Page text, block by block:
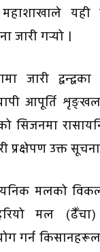
जारी गर्‍यो ।
जारी
आपूर्ति
सिजनमा
प्रक्षेपण उक्त
मलको
मल
गर्न